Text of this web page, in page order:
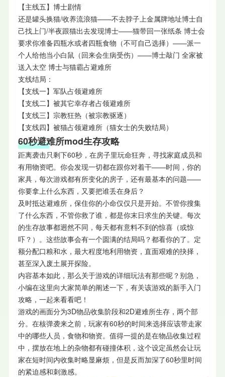
【主线五】博士剧情
还是罐头换猫/收养流浪猫——不去脖子上金属牌地址博士自
己找上门/半夜跟猫出去发现博士——猫带回一张纸条 博士会
要求你准备四瓶水或者四瓶食物（不可自己选择）——派一
个人给他当小白鼠（回来会生病受伤）——博士敲门 全家被
送入太空 博士与猫霸占避难所
支线结局：
【支线一】军队占领避难所
【支线二】被其它幸存者占领避难所
【支线三】宗教狂热（被宗教驱逐）
【支线四】被猫占领避难所（猫女士的失败结局）
60秒避难所mod生存攻略
距离袭击只剩下60秒，在房子里玩命狂奔，寻找家庭成员和
有用物资吧。你会发现一切都在跟你对着干——时间，你的
家具，每次游戏都有所变化的房子，还有最基本的问题——
你要拿上什么东西，又要把谁丢在身后？
及时抵达避难所，保住你的小命仅仅只是开始。不管你搜集
了什么东西，不管你救了谁，都是你末日求生的关键。每次
的生存故事都迥然不同，每天都有意料不到的惊喜（或惊
吓？）。这些故事会有一个圆满的结局吗？都看你的了。定
额分配口粮和水，最大程度地利用物资，直面艰难的抉择，
甚至深入废土展开探险。
内容基本如此，那么关于游戏的详细玩法有那些呢？别急，
小编在这里向大家简单的阐述一下，有关该游戏的新手入门
攻略，一起来看看吧！
游戏的画面分为3D物品收集阶段和2D避难所生存，两个部
分。在核弹袭来之前，玩家有60秒的时间来选择应该带走家
中的哪些人员，食物和物资。值得一提的是在物品收集过程
中，摆放在地上的杂物都有碰撞体积，这个设定虽然会让玩
家在短时间内收集时略显麻烦，但是反而加深了60秒里时间
的紧迫感和刺激感。